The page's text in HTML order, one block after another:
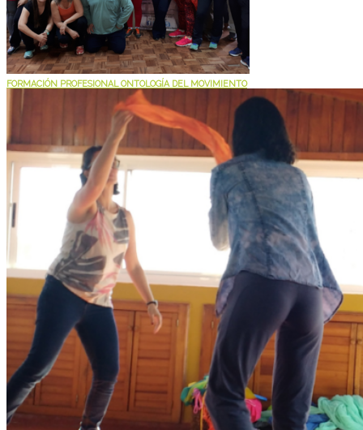
FORMACIÓN PROFESIONAL ONTOLOGÍA DEL MOVIMIENTO